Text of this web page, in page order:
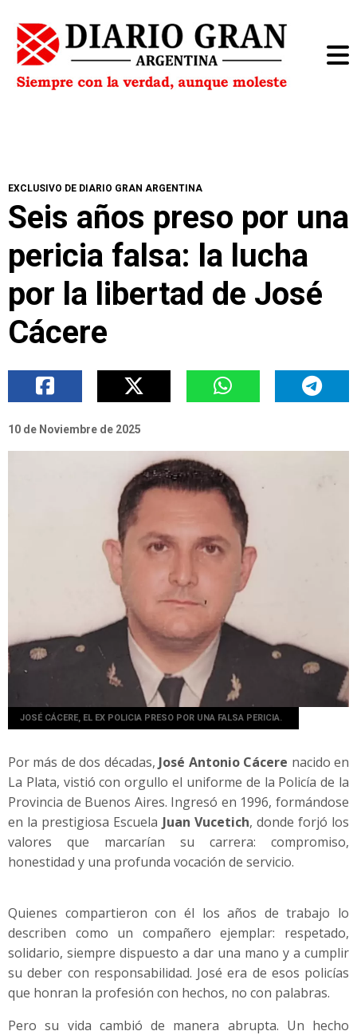
EXCLUSIVO DE DIARIO GRAN ARGENTINA
Seis años preso por una
pericia falsa: la lucha
por la libertad de José
Cácere
10 de Noviembre de 2025
JOSÉ CÁCERE, EL EX POLICIA PRESO POR UNA FALSA PERICIA.
Por más de dos décadas, José Antonio Cácere nacido en
La Plata, vistió con orgullo el uniforme de la Policía de la
Provincia de Buenos Aires. Ingresó en 1996, formándose
en la prestigiosa Escuela Juan Vucetich, donde forjó los
valores que marcarían su carrera: compromiso,
honestidad y una profunda vocación de servicio.
Quienes compartieron con él los años de trabajo lo
describen como un compañero ejemplar: respetado,
solidario, siempre dispuesto a dar una mano y a cumplir
su deber con responsabilidad. José era de esos policías
que honran la profesión con hechos, no con palabras.
Pero su vida cambió de manera abrupta. Un hecho